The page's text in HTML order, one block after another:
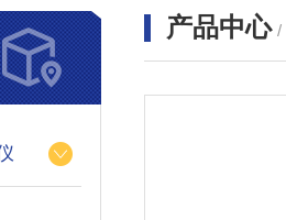
产品中心 /